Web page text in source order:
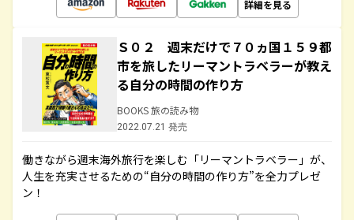
詳細を見る
Ｓ０２ 週末だけで７０ヵ国１５９都
市を旅したリーマントラベラーが教え
る自分の時間の作り方
BOOKS 旅の読み物
2022.07.21 発売
働きながら週末海外旅行を楽しむ「リーマントラベラー」が、
人生を充実させるための“自分の時間の作り方”を全力プレゼ
ン！